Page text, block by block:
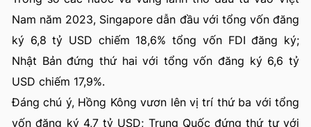
Nam năm 2023, Singapore dẫn đầu với tổng vốn đăng
ký 6,8 tỷ USD chiếm 18,6% tổng vốn FDI đăng ký;
Nhật Bản đứng thứ hai với tổng vốn đăng ký 6,6 tỷ
USD chiếm 17,9%.
Đáng chú ý, Hồng Kông vươn lên vị trí thứ ba với tổng
vốn đăng ký 4,7 tỷ USD; Trung Quốc đứng thứ tư với